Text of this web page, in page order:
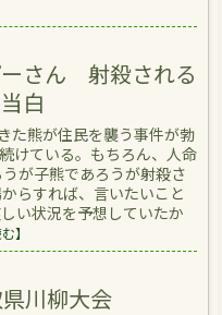
さん 射殺される
白
た熊が住民を襲う事件が勃
けている。もちろん、人命
が子熊であろうが射殺さ
らすれば、言いたいこと
い状況を予想していたか
】
川柳大会